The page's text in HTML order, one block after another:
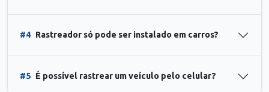
#4 Rastreador só pode ser instalado em carros?
#5 É possível rastrear um veículo pelo celular?